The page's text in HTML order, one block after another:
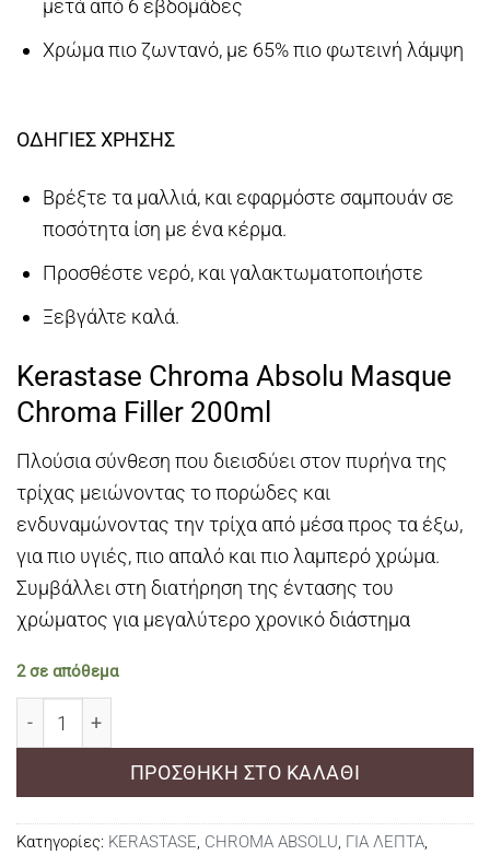
μετά από 6 εβδομάδες
Χρώμα πιο ζωντανό, με 65% πιο φωτεινή λάμψη
ΟΔΗΓΙΕΣ ΧΡΗΣΗΣ
Βρέξτε τα μαλλιά, και εφαρμόστε σαμπουάν σε
ποσότητα ίση με ένα κέρμα.
Προσθέστε νερό, και γαλακτωματοποιήστε
Ξεβγάλτε καλά.
Kerastase Chroma Absolu Masque
Chroma Filler 200ml
Πλούσια σύνθεση που διεισδύει στον πυρήνα της
τρίχας μειώνοντας το πορώδες και
ενδυναμώνοντας την τρίχα από μέσα προς τα έξω,
για πιο υγιές, πιο απαλό και πιο λαμπερό χρώμα.
Συμβάλλει στη διατήρηση της έντασης του
χρώματος για μεγαλύτερο χρονικό διάστημα
2 σε απόθεμα
ΠΡΟΣΘΉΚΗ ΣΤΟ ΚΑΛΆΘΙ
Κατηγορίες: KERASTASE, CHROMA ABSOLU, ΓΙΑ ΛΕΠΤΑ,